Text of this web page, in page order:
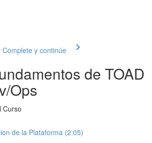
Complete y continúe
de TOAD
Ops
Curso
de la Plataforma (2:05)